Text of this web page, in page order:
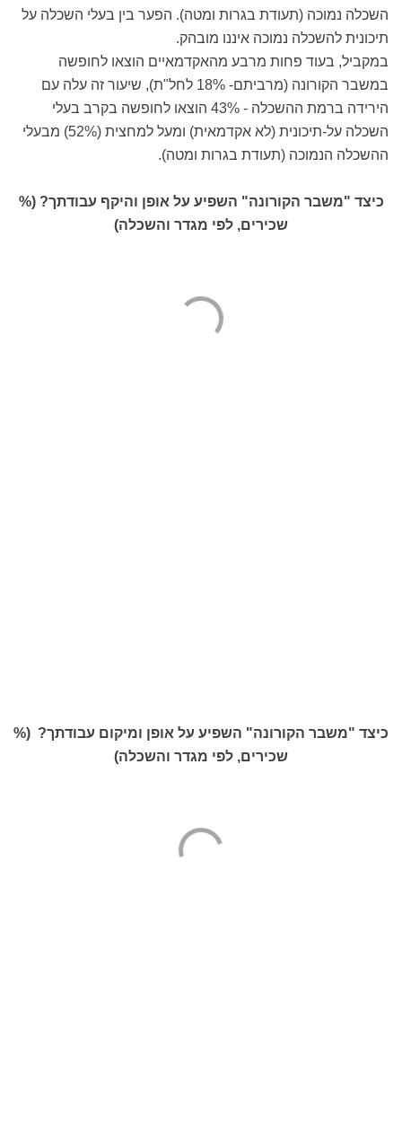
השכלה נמוכה (תעודת בגרות ומטה). הפער בין בעלי השכלה על
תיכונית להשכלה נמוכה איננו מובהק.
במקביל, בעוד פחות מרבע מהאקדמאיים הוצאו לחופשה
במשבר הקורונה (מרביתם- 18% לחל"ת), שיעור זה עלה עם
הירידה ברמת ההשכלה - 43% הוצאו לחופשה בקרב בעלי
השכלה על-תיכונית (לא אקדמאית) ומעל למחצית (52%) מבעלי
ההשכלה הנמוכה (תעודת בגרות ומטה).
כיצד "משבר הקורונה" השפיע על אופן והיקף עבודתך? (%
שכירים, לפי מגדר והשכלה)
כיצד "משבר הקורונה" השפיע על אופן ומיקום עבודתך? (%
שכירים, לפי מגדר והשכלה)